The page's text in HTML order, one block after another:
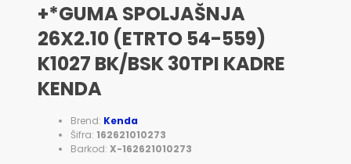
+*GUMA SPOLJAŠNJA
26X2.10 (ETRTO 54-559)
K1027 BK/BSK 30TPI KADRE
KENDA
Brend: Kenda
Šifra: 162621010273
Barkod: X-162621010273